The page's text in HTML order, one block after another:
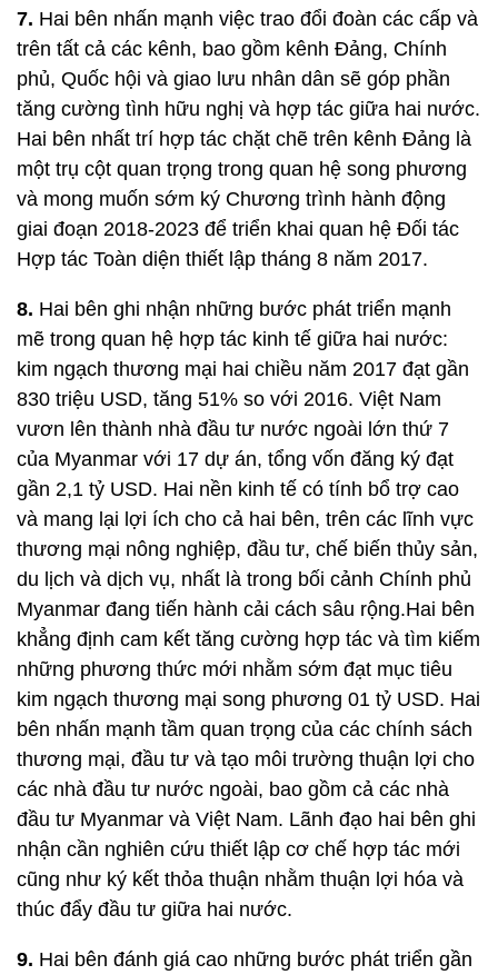
7. Hai bên nhấn mạnh việc trao đổi đoàn các cấp và
trên tất cả các kênh, bao gồm kênh Đảng, Chính
phủ, Quốc hội và giao lưu nhân dân sẽ góp phần
tăng cường tình hữu nghị và hợp tác giữa hai nước.
Hai bên nhất trí hợp tác chặt chẽ trên kênh Đảng là
một trụ cột quan trọng trong quan hệ song phương
và mong muốn sớm ký Chương trình hành động
giai đoạn 2018-2023 để triển khai quan hệ Đối tác
Hợp tác Toàn diện thiết lập tháng 8 năm 2017.
8. Hai bên ghi nhận những bước phát triển mạnh
mẽ trong quan hệ hợp tác kinh tế giữa hai nước:
kim ngạch thương mại hai chiều năm 2017 đạt gần
830 triệu USD, tăng 51% so với 2016. Việt Nam
vươn lên thành nhà đầu tư nước ngoài lớn thứ 7
của Myanmar với 17 dự án, tổng vốn đăng ký đạt
gần 2,1 tỷ USD. Hai nền kinh tế có tính bổ trợ cao
và mang lại lợi ích cho cả hai bên, trên các lĩnh vực
thương mại nông nghiệp, đầu tư, chế biến thủy sản,
du lịch và dịch vụ, nhất là trong bối cảnh Chính phủ
Myanmar đang tiến hành cải cách sâu rộng.Hai bên
khẳng định cam kết tăng cường hợp tác và tìm kiếm
những phương thức mới nhằm sớm đạt mục tiêu
kim ngạch thương mại song phương 01 tỷ USD. Hai
bên nhấn mạnh tầm quan trọng của các chính sách
thương mại, đầu tư và tạo môi trường thuận lợi cho
các nhà đầu tư nước ngoài, bao gồm cả các nhà
đầu tư Myanmar và Việt Nam. Lãnh đạo hai bên ghi
nhận cần nghiên cứu thiết lập cơ chế hợp tác mới
cũng như ký kết thỏa thuận nhằm thuận lợi hóa và
thúc đẩy đầu tư giữa hai nước.
9. Hai bên đánh giá cao những bước phát triển gần